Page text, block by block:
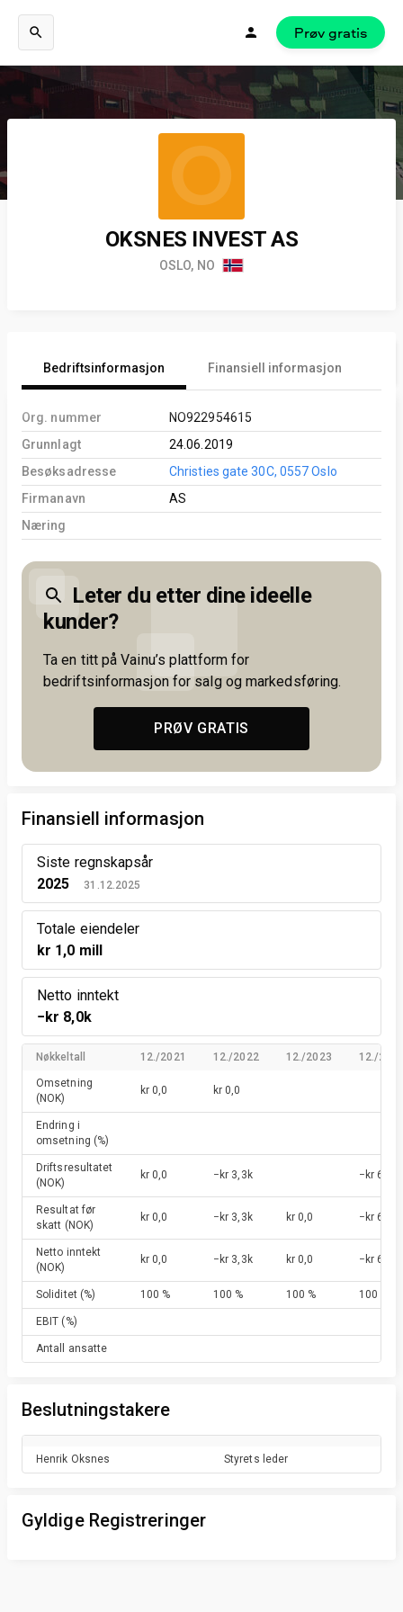
Prøv gratis
O
OKSNES INVEST AS
OSLO, NO
Bedriftsinformasjon Finansiell informasjon
Org. nummer
NO922954615
Grunnlagt
24.06.2019
Besøksadresse
Christies gate 30C, 0557 Oslo
Firmanavn
AS
Næring
Leter du etter dine ideelle
kunder?
Ta en titt på Vainu’s plattform for
bedriftsinformasjon for salg og markedsføring.
PRØV GRATIS
Finansiell informasjon
Siste regnskapsår
2025
31.12.2025
Totale eiendeler
kr 1,0 mill
Netto inntekt
−kr 8,0k
Nøkkeltall 12./2021 12./2022 12./2023 12./
Omsetning
(NOK)
kr 0,0 kr 0,0
Endring i
omsetning (%)
Driftsresultatet
(NOK)
kr 0,0 −kr 3,3k −kr 6,3k
Resultat før
skatt (NOK)
kr 0,0 −kr 3,3k kr 0,0 −kr 6,3k
Netto inntekt
(NOK)
kr 0,0 −kr 3,3k kr 0,0 −kr 6,3k
Soliditet (%) 100 % 100 % 100 % 100 %
EBIT (%)
Antall ansatte
Beslutningstakere
Henrik Oksnes Styrets leder
Gyldige Registreringer